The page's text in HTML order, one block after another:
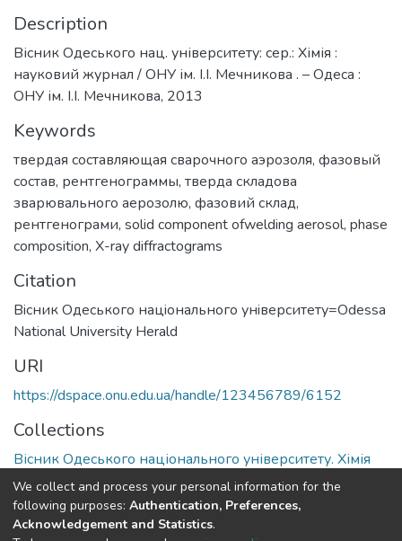
Description
Вісник Одеського нац. університету: сер.: Хімія :
науковий журнал / ОНУ ім. І.І. Мечникова . – Одеса :
ОНУ ім. І.І. Мечникова, 2013
Keywords
твердая составляющая сварочного аэрозоля, фазовый
состав, рентгенограммы, тверда складова
зварювального аерозолю, фазовий склад,
рентгенограми, solid component ofwelding aerosol, phase
composition, X-ray diffractograms
Citation
Вiсник Одеського нацiонального унiверситету=Odessa
National University Herald
URI
https://dspace.onu.edu.ua/handle/123456789/6152
Collections
Вісник Одеського національного університету. Хімія
Full item page
We collect and process your personal information for the
following purposes: Authentication, Preferences,
Acknowledgement and Statistics.